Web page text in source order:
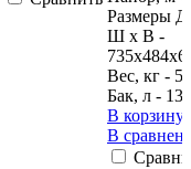
Размеры Д
Ш х В -
Вес, кг - 54
Бак, л - 13
В корзину
В